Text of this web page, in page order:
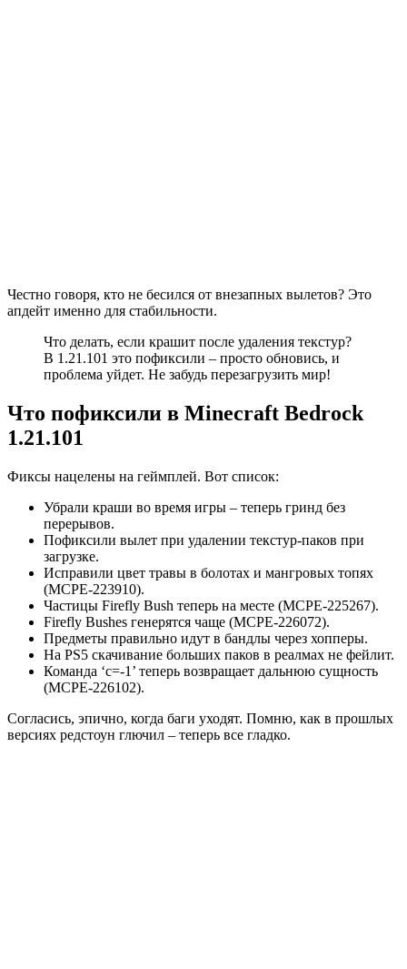
Честно говоря, кто не бесился от внезапных вылетов? Это
апдейт именно для стабильности.
Что делать, если крашит после удаления текстур?
В 1.21.101 это пофиксили – просто обновись, и
проблема уйдет. Не забудь перезагрузить мир!
Что пофиксили в Minecraft Bedrock
1.21.101
Фиксы нацелены на геймплей. Вот список:
Убрали краши во время игры – теперь гринд без
перерывов.
Пофиксили вылет при удалении текстур-паков при
загрузке.
Исправили цвет травы в болотах и мангровых топях
(MCPE-223910).
Частицы Firefly Bush теперь на месте (MCPE-225267).
Firefly Bushes генерятся чаще (MCPE-226072).
Предметы правильно идут в бандлы через хопперы.
На PS5 скачивание больших паков в реалмах не фейлит.
Команда ‘c=-1’ теперь возвращает дальнюю сущность
(MCPE-226102).
Согласись, эпично, когда баги уходят. Помню, как в прошлых
версиях редстоун глючил – теперь все гладко.